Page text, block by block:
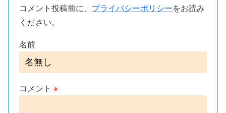
コメント投稿前に、 プライバシーポリシーをお読み
ください。
名前
コメント ※